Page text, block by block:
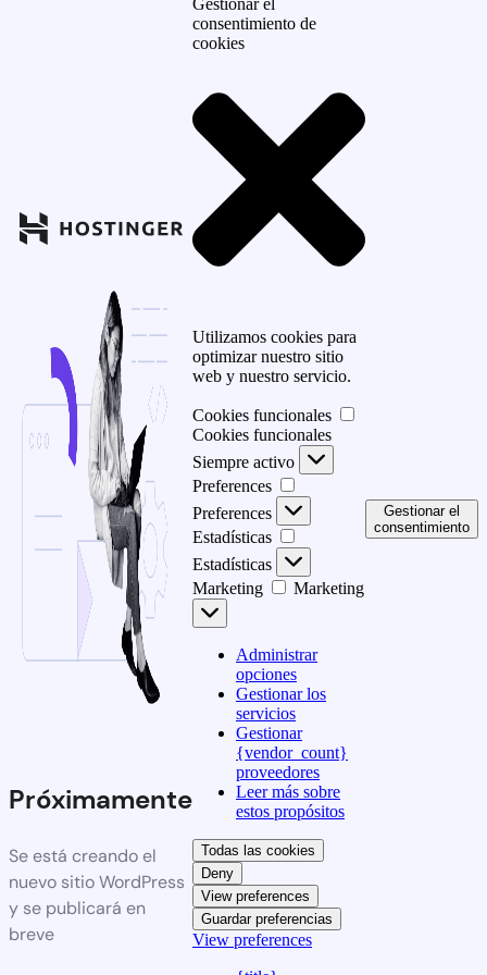
Próximamente
Se está creando el
nuevo sitio WordPress
y se publicará en
breve
Gestionar el
consentimiento de
cookies
Utilizamos cookies para
optimizar nuestro sitio
web y nuestro servicio.
Cookies funcionales
Cookies funcionales
Siempre activo
Preferences
Preferences
Estadísticas
Estadísticas
Marketing
Marketing
Administrar
opciones
Gestionar los
servicios
Gestionar
{vendor_count}
proveedores
Leer más sobre
estos propósitos
Todas las cookies
Deny
View preferences
Guardar preferencias
View preferences
Gestionar el
consentimiento